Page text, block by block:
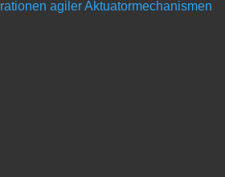
agiler Aktuatormechanismen
Konstruktion,